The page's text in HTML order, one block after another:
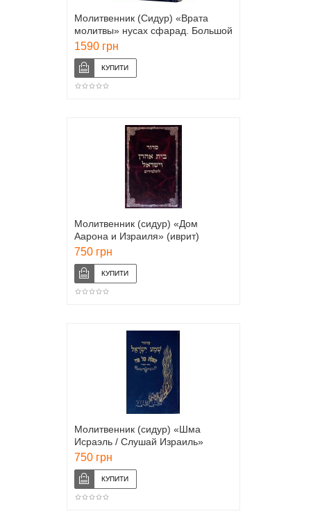
Молитвенник (Сидур) «Врата
молитвы» нусах сфарад. Большой
формат
1590 грн
Молитвенник (сидур) «Дом
Аарона и Израиля» (иврит)
750 грн
Молитвенник (сидур) «Шма
Исраэль / Слушай Израиль»
(иврит)
750 грн